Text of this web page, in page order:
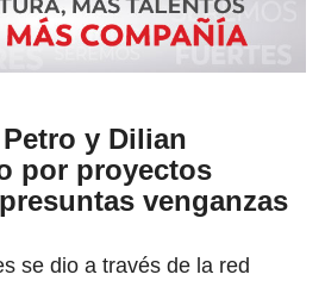
y Dilian
por proyectos
venganzas
se dio a través de la red